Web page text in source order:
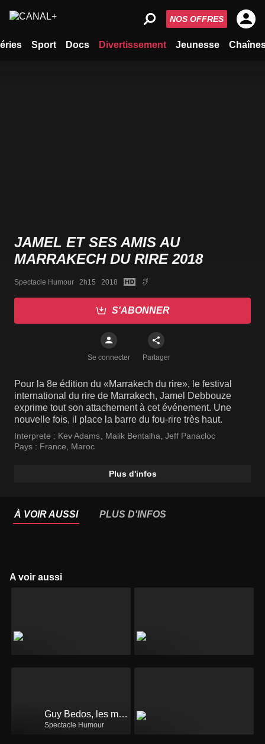
Sport Docs Divertissement Jeunesse
NOS OFFRES
JAMEL ET SES AMIS AU
MARRAKECH DU RIRE 2018
Spectacle Humour   2h15   2018
S'ABONNER
Se connecter Partager
Pour la 8e édition du «Marrakech du rire», le festival
international du rire de Marrakech, Jamel Debbouze
exprime tout son attachement à cet événement. Une
nouvelle fois, il place la barre du fou-rire très haut.
Interprete : Kev Adams Malik Bentalha Jeff Panacloc
Pays : France Maroc
Plus d'infos
À VOIR AUSSI PLUS D'INFOS
A voir aussi
Guy Bedos, les meilleurs sketchs
Spectacle Humour